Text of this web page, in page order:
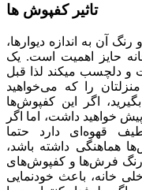
تاثیر کفپوش ها
آن به اندازه دیوارها،
حایز اهمیت است. یک
و دلچسب می­کند لذا قبل
را که می‌خواهید
اگر این کفپوش‌ها
خواهید داشت، اما اگر
قهوه‌ای دارد حتما
هماهنگی داشته باشد،
رنگ فرش‌ها و کفپوش‌های
خانه، باعث خودنمایی